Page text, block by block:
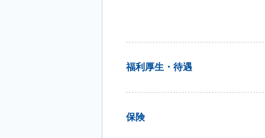
福利厚生・待遇
保険